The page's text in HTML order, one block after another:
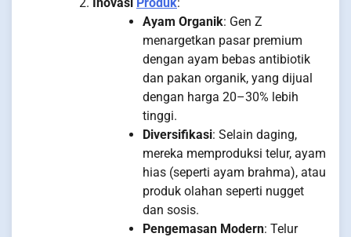
Ayam Organik: Gen Z
menargetkan pasar premium
dengan ayam bebas antibiotik
dan pakan organik, yang dijual
dengan harga 20–30% lebih
tinggi.
Diversifikasi: Selain daging,
mereka memproduksi telur, ayam
hias (seperti ayam brahma), atau
produk olahan seperti nugget
dan sosis.
Pengemasan Modern: Telur